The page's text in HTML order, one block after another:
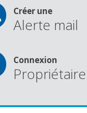
Créer une
Alerte mail
Connexion
Propriétaire